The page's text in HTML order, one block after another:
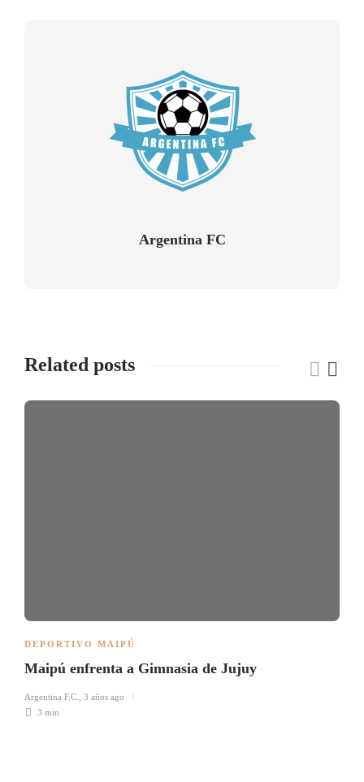
Argentina FC
Related posts
DEPORTIVO MAIPÚ
Maipú enfrenta a Gimnasia de Jujuy
Argentina F.C.
3 años ago
3 min